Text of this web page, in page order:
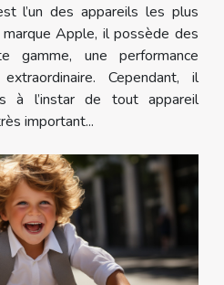
l’un des appareils les plus
Apple, il possède des
gamme, une performance
Cependant, il
à l’instar de tout appareil
important...